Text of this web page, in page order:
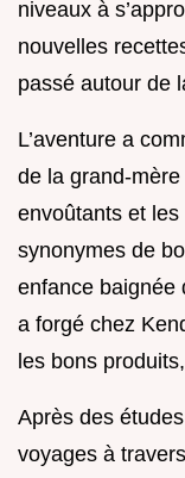
niveaux à
nouvelles
passé autour de
L’aventure a
de la grand-
envoûtants et
synonymes de
enfance baignée
a forgé chez
les bons
Après des
voyages à